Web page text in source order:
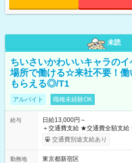
未読
ちいさいかわいいキャラの
場所で働ける☆来社不要！働
もらえる◎/T1
アルバイト 職種未経験OK
給与
日給13,000円～
＋交通費支給 ★交通費全額支給！ ┗案件により規定あり ★日払
いOK！（規定あり） ┗働いた
ンビニATMから 日払い分を引き落とせま
交通費別途支給あり
勤務地
東京都新宿区